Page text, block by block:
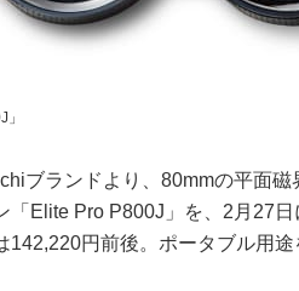
ブランドより、80mmの平面
「Elite Pro P800J」を、2月27
142,220円前後。ポータブル用